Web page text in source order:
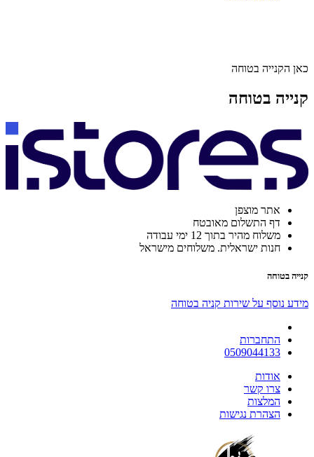
כאן הקנייה בטוחה
קנייה בטוחה
אתר מוצפן
דף התשלום מאובטח
משלוח מהיר בתוך 12 ימי עבודה
חנות ישראלית. משלוחים מישראל
קנייה בטוחה
מידע נוסף על שירות קניה בטוחה
התחברות
0509044133
אודות
צרו קשר
המלצות
הצהרת נגישות